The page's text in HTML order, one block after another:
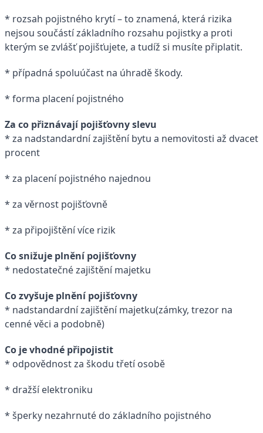
* rozsah pojistného krytí – to znamená, která rizika
nejsou součástí základního rozsahu pojistky a proti
kterým se zvlášť pojišťujete, a tudíž si musíte připlatit.
* případná spoluúčast na úhradě škody.
* forma placení pojistného
Za co přiznávají pojišťovny slevu
* za nadstandardní zajištění bytu a nemovitosti až dvacet
procent
* za placení pojistného najednou
* za věrnost pojišťovně
* za připojištění více rizik
Co snižuje plnění pojišťovny
* nedostatečné zajištění majetku
Co zvyšuje plnění pojišťovny
* nadstandardní zajištění majetku(zámky, trezor na
cenné věci a podobně)
Co je vhodné připojistit
* odpovědnost za škodu třetí osobě
* dražší elektroniku
* šperky nezahrnuté do základního pojistného